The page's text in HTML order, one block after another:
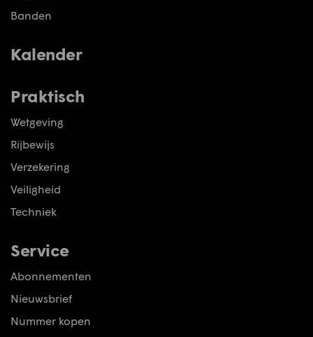
Banden
Kalender
Praktisch
Wetgeving
Rijbewijs
Verzekering
Veiligheid
Techniek
Service
Abonnementen
Nieuwsbrief
Nummer kopen